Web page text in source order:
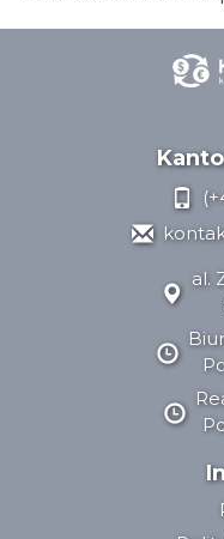
al.